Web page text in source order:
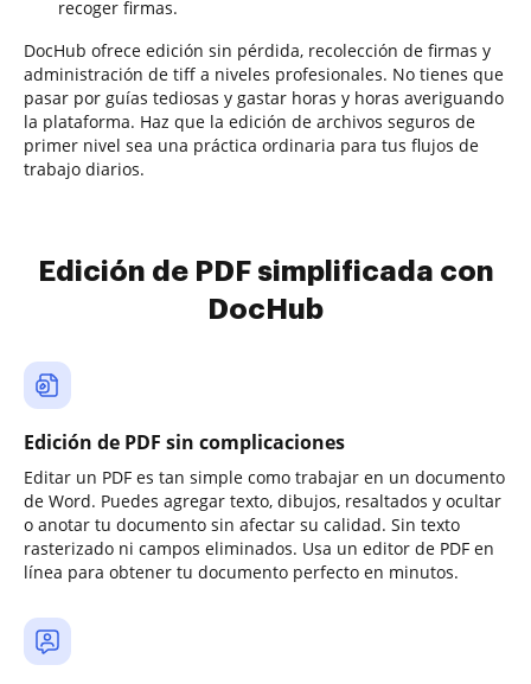
recoger firmas.
DocHub ofrece edición sin pérdida, recolección de firmas y
administración de tiff a niveles profesionales. No tienes que
pasar por guías tediosas y gastar horas y horas averiguando
la plataforma. Haz que la edición de archivos seguros de
primer nivel sea una práctica ordinaria para tus flujos de
trabajo diarios.
Edición de PDF simplificada con
DocHub
Edición de PDF sin complicaciones
Editar un PDF es tan simple como trabajar en un documento
de Word. Puedes agregar texto, dibujos, resaltados y ocultar
o anotar tu documento sin afectar su calidad. Sin texto
rasterizado ni campos eliminados. Usa un editor de PDF en
línea para obtener tu documento perfecto en minutos.